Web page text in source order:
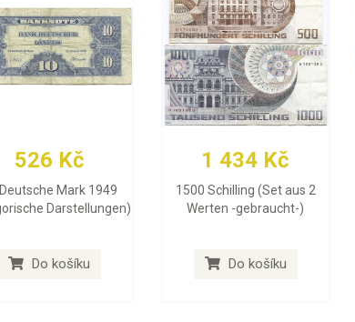
526 Kč
Mark 1949
Darstellungen)
Do košíku
1 434 Kč
1500 Schilling (Set aus 2
Werten -gebraucht-)
Do košíku